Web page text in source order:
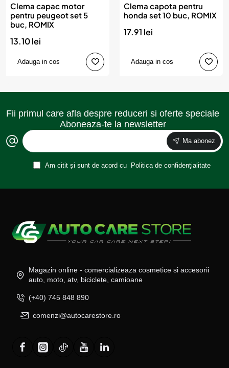
Clema capac motor
pentru peugeot set 5
buc, ROMIX
13.10 lei
Adauga in cos
Clema capota pentru
honda set 10 buc, ROMIX
17.91 lei
Adauga in cos
Fii primul care afla despre reduceri si oferte speciale
Aboneaza-te la newsletter
Ma abonez
Am citit și sunt de acord cu Politica de confidențialitate
Magazin online - comercializeaza cosmetice si accesorii
auto, moto, atv, biciclete, camioane
(+40) 745 848 890
comenzi@autocarestore.ro